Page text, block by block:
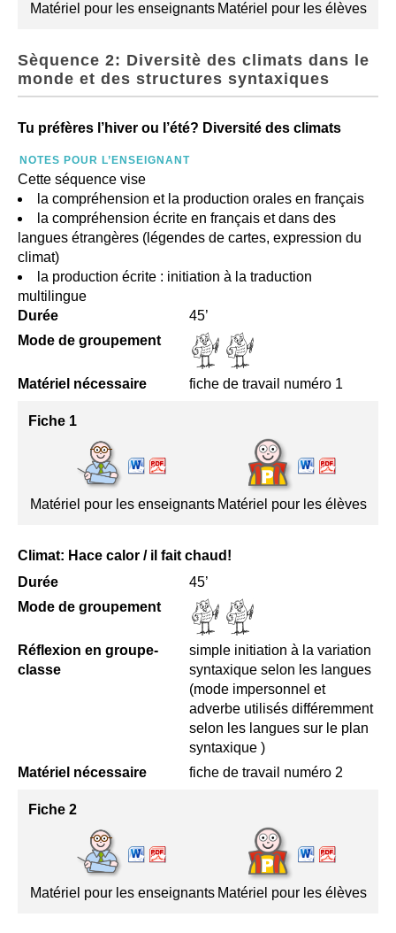
Matériel pour les enseignants Matériel pour les élèves
Sèquence 2: Diversitè des climats dans le
monde et des structures syntaxiques
Tu préfères l’hiver ou l’été? Diversité des climats
NOTES POUR L’ENSEIGNANT
Cette séquence vise
la compréhension et la production orales en français
la compréhension écrite en français et dans des
langues étrangères (légendes de cartes, expression du
climat)
la production écrite : initiation à la traduction
multilingue
Durée
45’
Mode de groupement
Matériel nécessaire fiche de travail numéro 1
Fiche 1
Matériel pour les enseignants Matériel pour les élèves
Climat: Hace calor / il fait chaud!
Durée
45’
Mode de groupement
Réflexion en groupe-
classe
simple initiation à la variation
syntaxique selon les langues
(mode impersonnel et
adverbe utilisés différemment
selon les langues sur le plan
syntaxique )
Matériel nécessaire
fiche de travail numéro 2
Fiche 2
Matériel pour les enseignants Matériel pour les élèves